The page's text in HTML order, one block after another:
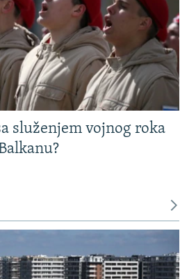
služenjem vojnog roka